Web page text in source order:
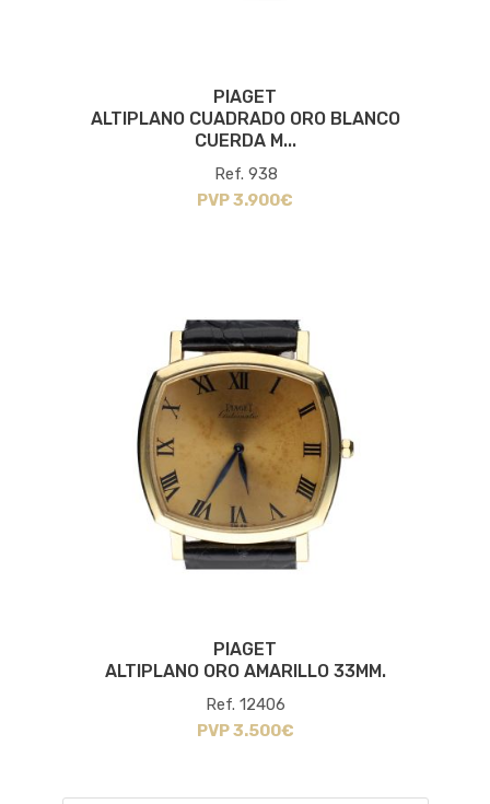
PIAGET
ALTIPLANO CUADRADO ORO BLANCO
CUERDA M...
Ref. 938
PVP 3.900€
PIAGET
ALTIPLANO ORO AMARILLO 33MM.
Ref. 12406
PVP 3.500€